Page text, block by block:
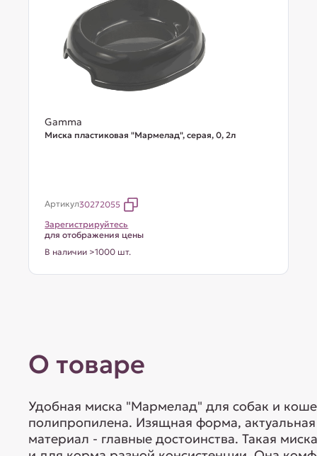
Gamma
Миска пластиковая "Мармелад", серая, 0, 2л
Артикул30272055
Зарегистрируйтесь
для отображения цены
В наличии >1000 шт.
О товаре
Удобная миска "Мармелад" для собак и
полипропилена. Изящная форма,
материал - главные достоинства. Такая